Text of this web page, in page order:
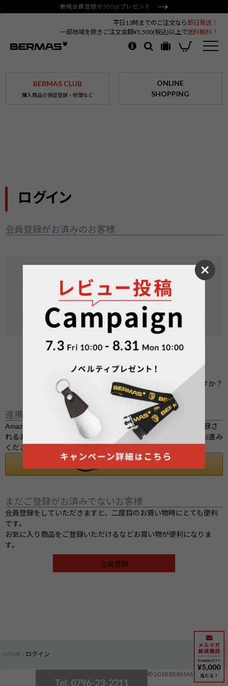
新規会員登録で500ptプレゼント
平日13時までのご注文なら 即日発送！
一部地域を除きご注文金額¥5,500(税込)以上で送料無料！
BERMAS CLUB
購入商品の保証登録・修理など
ONLINE
SHOPPING
ログイン
会員登録がお済みのお客様
必
)
パスワード
須
)
パスワードをお忘れですか？
連携サービスでログイン・会員登録
Amazon.co.jpにご登録の情報を利用してログインまたは会員登録さ
れるお客様は、「Amazonアカウントでログイン」ボタンよりお進み
ください。
まだご登録がお済みでないお客様
会員登録をしていただきますと、二度目のお買い物時にとても便利
です。
お気に入り商品をご登録いただけるなどお買い物が便利になりま
す。
会員登録
HOME ログイン
Tel. 0796-23-2211
© 2018 BERMAS